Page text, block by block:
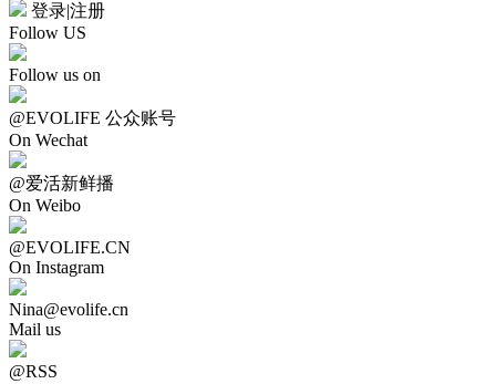
登录|注册
Follow US
Follow us on
@EVOLIFE 公众账号
On Wechat
@爱活新鲜播
On Weibo
@EVOLIFE.CN
On Instagram
Nina@evolife.cn
Mail us
@RSS